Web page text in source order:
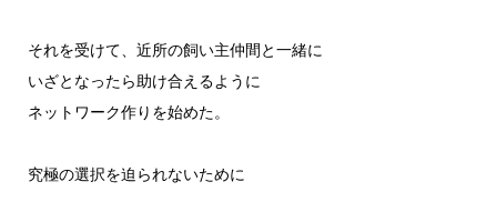
それを受けて、近所の飼い主仲間と一緒に
いざとなったら助け合えるように
ネットワーク作りを始めた。
究極の選択を迫られないために